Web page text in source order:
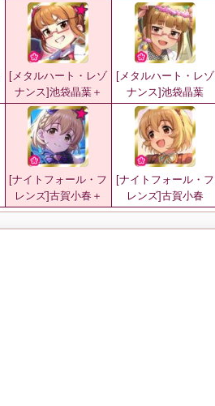
[メタルハート・レゾ
ナンス]池袋晶葉＋
[メタルハート・レゾ
ナンス]池袋晶葉
[ナイトフォール・フ
レンズ]古賀小春＋
[ナイトフォール・フ
レンズ]古賀小春